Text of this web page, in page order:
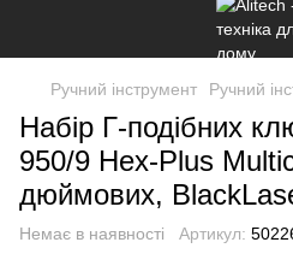
Ручний інструмент Ручний
Набір Г-подібних
950/9 Hex-Plus
дюймових,
Немає в наявності Артикул: